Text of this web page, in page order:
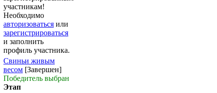
участникам!
Необходимо
авторизоваться или
зарегистрироваться
и заполнить
профиль участника.
Свиньи живым
весом [Завершен]
Победитель выбран
Этап